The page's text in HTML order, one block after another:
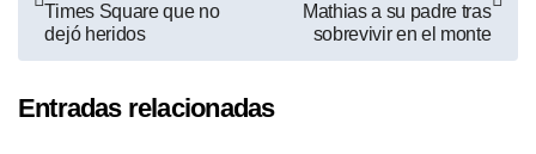
Times Square que no
dejó heridos
Mathias a su padre tras
sobrevivir en el monte
Entradas relacionadas